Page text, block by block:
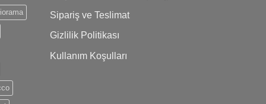
Sipariş ve Teslimat
Gizlilik Politikası
Kullanım Koşulları